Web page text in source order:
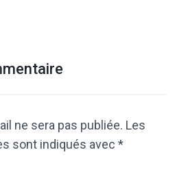
ne sera pas publiée. Les
sont indiqués avec *